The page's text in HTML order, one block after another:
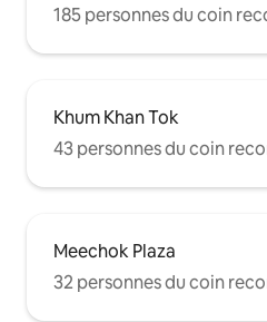
185 personnes du coin
Khum Khan Tok
43 personnes du coin
Meechok Plaza
32 personnes du coin